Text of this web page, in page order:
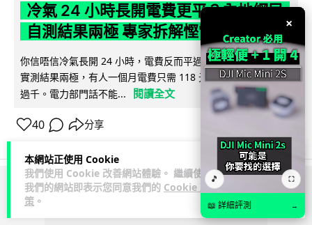
本網站正使用 Cookie
我們使用 Cookie 改善網站體驗。 繼續使用
我們的網站即表示您同意我們的 Cookie 政
策 。
冷氣 24 小時長開電費更平？內地網民
自測結果兩極 專家拆解慳電邏輯
你信唔信冷氣長開 24 小時，電費反而平過開開關關？內地網民
實測結果兩極，有人一個月電費只需 118 元人民幣，有人飆到
過千。電力部門話不能...
閱讀全文
40 分享
ADVERTISEMENT
×
🎵 ⛶
📖 詳細評測 →